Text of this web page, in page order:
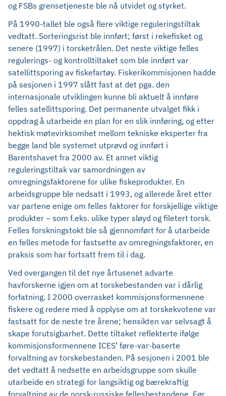
og FSBs grensetjeneste ble nå utvidet og styrket.
På 1990-tallet ble også flere viktige reguleringstiltak
vedtatt. Sorteringsrist ble innført; først i rekefisket og
senere (1997) i torsketrålen. Det neste viktige felles
regulerings- og kontrolltiltaket som ble innført var
satellittsporing av fiskefartøy. Fiskerikommisjonen hadde
på sesjonen i 1997 slått fast at det pga. den
internasjonale utviklingen kunne bli aktuelt å innføre
felles satellittsporing. Det permanente utvalget fikk i
oppdrag å utarbeide en plan for en slik innføring, og etter
hektisk møtevirksomhet mellom tekniske eksperter fra
begge land ble systemet utprøvd og innført i
Barentshavet fra 2000 av. Et annet viktig
reguleringstiltak var samordningen av
omregningsfaktorene for ulike fiskeprodukter. En
arbeidsgruppe ble nedsatt i 1993, og allerede året etter
var partene enige om felles faktorer for forskjellige viktige
produkter – som f.eks. ulike typer sløyd og filetert torsk.
Felles forskningstokt ble så gjennomført for å utarbeide
en felles metode for fastsette av omregningsfaktorer, en
praksis som har fortsatt frem til i dag.
Ved overgangen til det nye årtusenet advarte
havforskerne igjen om at torskebestanden var i dårlig
forfatning. I 2000 overrasket kommisjonsformennene
fiskere og redere med å opplyse om at torskekvotene var
fastsatt for de neste tre årene; hensikten var selvsagt å
skape forutsigbarhet. Dette tiltaket reflekterte ifølge
kommisjonsformennene ICES’ føre-var-baserte
forvaltning av torskebestanden. På sesjonen i 2001 ble
det vedtatt å nedsette en arbeidsgruppe som skulle
utarbeide en strategi for langsiktig og bærekraftig
forvaltning av de norsk-russiske fellesbestandene. Før